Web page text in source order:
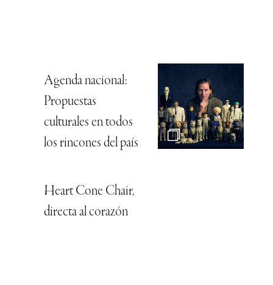
Agenda nacional:
Propuestas
culturales en todos
los rincones del país
Heart Cone Chair,
directa al corazón